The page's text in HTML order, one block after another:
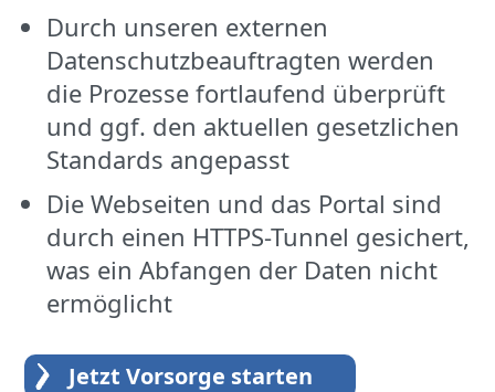
Durch unseren externen
Datenschutzbeauftragten werden
die Prozesse fortlaufend überprüft
und ggf. den aktuellen gesetzlichen
Standards angepasst
Die Webseiten und das Portal sind
durch einen HTTPS-Tunnel gesichert,
was ein Abfangen der Daten nicht
ermöglicht
Jetzt Vorsorge starten